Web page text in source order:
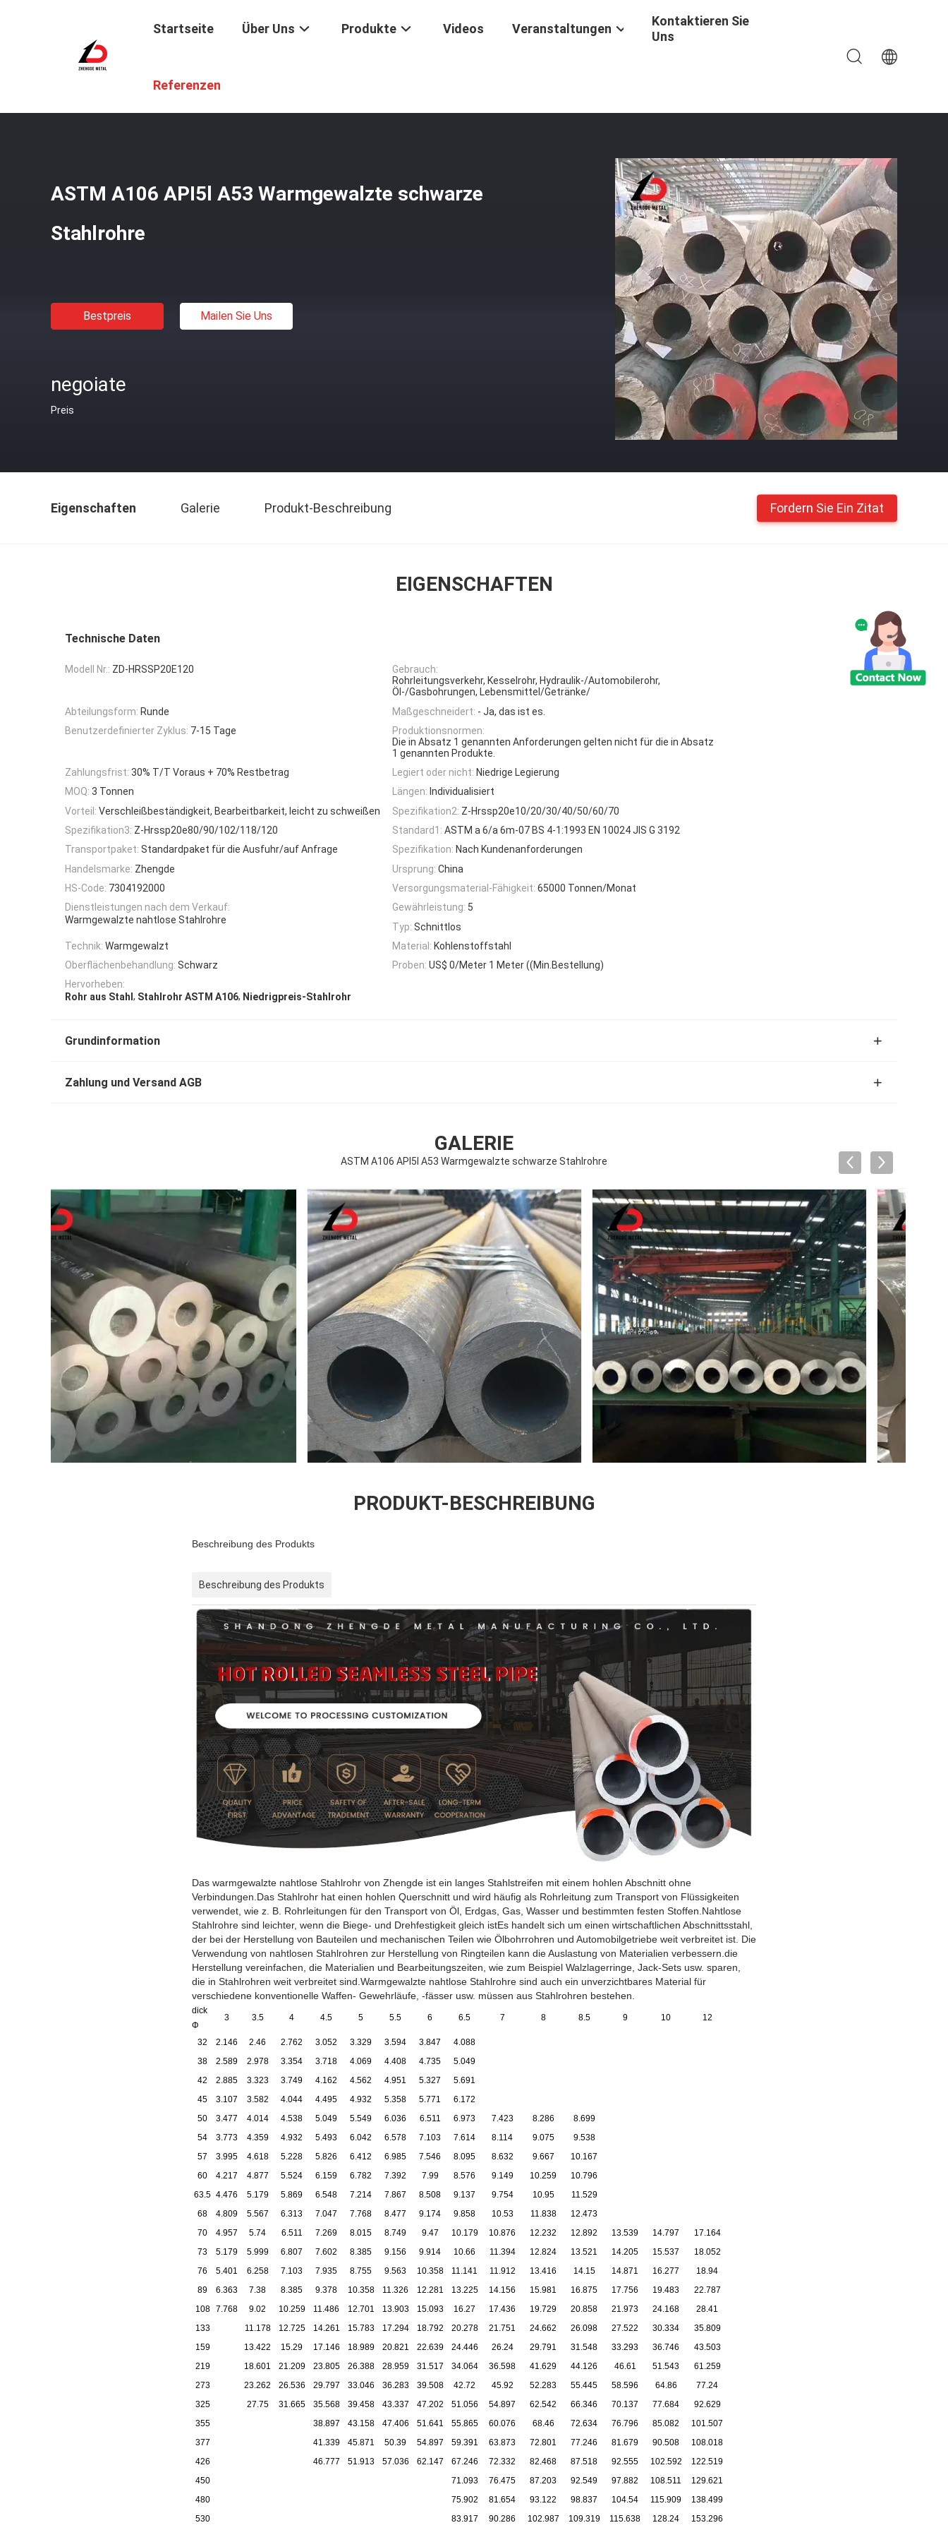
Startseite Über Uns Produkte Videos Veranstaltungen
Kontaktieren Sie
Uns
Referenzen
ASTM A106 API5l A53 Warmgewalzte schwarze
Stahlrohre
Bestpreis Mailen Sie Uns
negoiate
Preis
Eigenschaften Galerie Produkt-Beschreibung Fordern Sie Ein Zitat
EIGENSCHAFTEN
Technische Daten
Modell Nr.: ZD-HRSSP20E120
Gebrauch:
Rohrleitungsverkehr, Kesselrohr, Hydraulik-/Automobilerohr,
Öl-/Gasbohrungen, Lebensmittel/Getränke/
Abteilungsform: Runde Maßgeschneidert: - Ja, das ist es.
Benutzerdefinierter Zyklus: 7-15 Tage
Produktionsnormen:
Die in Absatz 1 genannten Anforderungen gelten nicht für die in Absatz
1 genannten Produkte.
Zahlungsfrist: 30% T/T Voraus + 70% Restbetrag Legiert oder nicht: Niedrige Legierung
MOQ: 3 Tonnen Längen: Individualisiert
Vorteil: Verschleißbeständigkeit, Bearbeitbarkeit, leicht zu schweißen Spezifikation2: Z-Hrssp20e10/20/30/40/50/60/70
Spezifikation3: Z-Hrssp20e80/90/102/118/120 Standard1: ASTM a 6/a 6m-07 BS 4-1:1993 EN 10024 JIS G 3192
Transportpaket: Standardpaket für die Ausfuhr/auf Anfrage Spezifikation: Nach Kundenanforderungen
Handelsmarke: Zhengde Ursprung: China
HS-Code: 7304192000 Versorgungsmaterial-Fähigkeit: 65000 Tonnen/Monat
Dienstleistungen nach dem Verkauf:
Warmgewalzte nahtlose Stahlrohre
Gewährleistung: 5
Typ: Schnittlos
Technik: Warmgewalzt Material: Kohlenstoffstahl
Oberflächenbehandlung: Schwarz Proben: US$ 0/Meter 1 Meter ((Min.Bestellung)
Hervorheben:
Rohr aus Stahl , Stahlrohr ASTM A106, Niedrigpreis-Stahlrohr
Grundinformation
Zahlung und Versand AGB
GALERIE
ASTM A106 API5l A53 Warmgewalzte schwarze Stahlrohre
PRODUKT-BESCHREIBUNG
Beschreibung des Produkts
Beschreibung des Produkts
Das warmgewalzte nahtlose Stahlrohr von Zhengde ist ein langes Stahlstreifen mit einem hohlen Abschnitt ohne
Verbindungen.Das Stahlrohr hat einen hohlen Querschnitt und wird häufig als Rohrleitung zum Transport von Flüssigkeiten
verwendet, wie z. B. Rohrleitungen für den Transport von Öl, Erdgas, Gas, Wasser und bestimmten festen Stoffen.Nahtlose
Stahlrohre sind leichter, wenn die Biege- und Drehfestigkeit gleich istEs handelt sich um einen wirtschaftlichen Abschnittsstahl,
der bei der Herstellung von Bauteilen und mechanischen Teilen wie Ölbohrrohren und Automobilgetriebe weit verbreitet ist. Die
Verwendung von nahtlosen Stahlrohren zur Herstellung von Ringteilen kann die Auslastung von Materialien verbessern.die
Herstellung vereinfachen, die Materialien und Bearbeitungszeiten, wie zum Beispiel Walzlagerringe, Jack-Sets usw. sparen,
die in Stahlrohren weit verbreitet sind.Warmgewalzte nahtlose Stahlrohre sind auch ein unverzichtbares Material für
verschiedene konventionelle Waffen- Gewehrläufe, -fässer usw. müssen aus Stahlrohren bestehen.
dick
Φ
3 3.5 4 4.5 5 5.5 6 6.5 7 8 8.5 9 10 12
32 2.146 2.46 2.762 3.052 3.329 3.594 3.847
4.088
38
2.589 2.978 3.354 3.718 4.069 4.408 4.735
5.049
42
2.885 3.323 3.749 4.162 4.562 4.951 5.327
5.691
45
3.107 3.582 4.044 4.495 4.932 5.358 5.771
6.172
50
3.477 4.014 4.538 5.049 5.549 6.036 6.511 6.973 7.423 8.286
8.699
54
3.773 4.359 4.932 5.493 6.042 6.578 7.103 7.614 8.114 9.075
9.538
57
3.995 4.618 5.228 5.826 6.412 6.985 7.546 8.095 8.632 9.667
10.167
60
4.217 4.877 5.524 6.159 6.782 7.392 7.99 8.576 9.149 10.259
10.796
63.5 4.476 5.179 5.869 6.548 7.214 7.867 8.508 9.137 9.754 10.95
11.529
68
4.809 5.567 6.313 7.047 7.768 8.477 9.174 9.858 10.53 11.838
12.473
70
4.957 5.74 6.511 7.269 8.015 8.749 9.47 10.179 10.876 12.232 12.892 13.539 14.797
17.164
73
5.179 5.999 6.807 7.602 8.385 9.156 9.914 10.66 11.394 12.824 13.521 14.205 15.537
18.052
76
5.401 6.258 7.103 7.935 8.755 9.563 10.358 11.141 11.912 13.416 14.15 14.871 16.277
18.94
89
6.363 7.38 8.385 9.378 10.358 11.326 12.281 13.225 14.156 15.981 16.875 17.756 19.483
22.787
108
7.768 9.02 10.259 11.486 12.701 13.903 15.093 16.27 17.436 19.729 20.858 21.973 24.168
28.41
133
11.178 12.725 14.261 15.783 17.294 18.792 20.278 21.751 24.662 26.098 27.522 30.334
35.809
159
13.422 15.29 17.146 18.989 20.821 22.639 24.446 26.24 29.791 31.548 33.293 36.746
43.503
219
18.601 21.209 23.805 26.388 28.959 31.517 34.064 36.598 41.629 44.126 46.61 51.543
61.259
273
23.262 26.536 29.797 33.046 36.283 39.508 42.72 45.92 52.283 55.445 58.596 64.86
77.24
325
27.75 31.665 35.568 39.458 43.337 47.202 51.056 54.897 62.542 66.346 70.137 77.684
92.629
355
38.897 43.158 47.406 51.641 55.865 60.076 68.46 72.634 76.796 85.082
101.507
377
41.339 45.871 50.39 54.897 59.391 63.873 72.801 77.246 81.679 90.508
108.018
426
46.777 51.913 57.036 62.147 67.246 72.332 82.468 87.518 92.555 102.592
122.519
450
71.093 76.475 87.203 92.549 97.882 108.511
129.621
480
75.902 81.654 93.122 98.837 104.54 115.909
138.499
530
83.917 90.286 102.987 109.319 115.638 128.24 153.296